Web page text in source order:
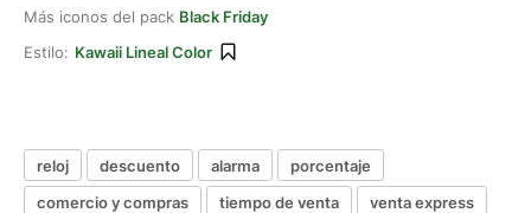
Más iconos del pack Black Friday
Estilo: Kawaii Lineal Color
reloj descuento alarma
porcentaje
comercio y compras
tiempo de venta venta express